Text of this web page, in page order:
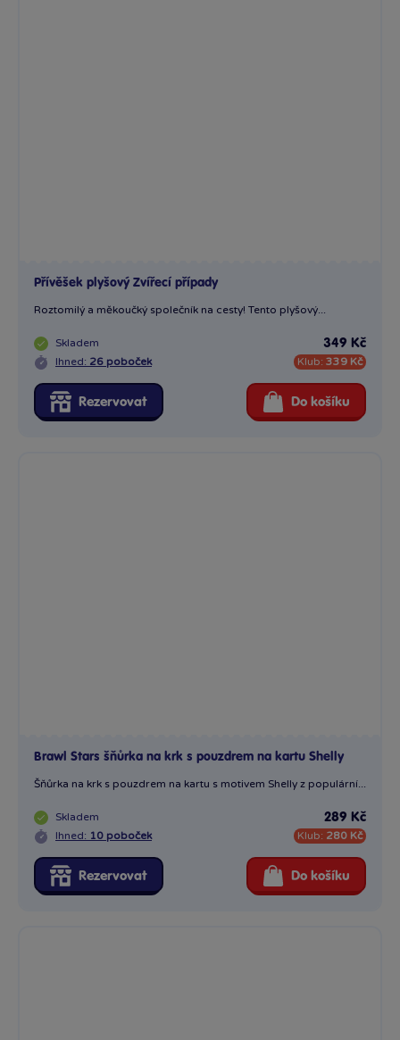
Přívěšek plyšový Zvířecí případy
Roztomilý a měkoučký společník na cesty! Tento plyšový...
Skladem
Ihned: 26 poboček
349 Kč
Klub: 339 Kč
Rezervovat Do košíku
Brawl Stars šňůrka na krk s pouzdrem na kartu Shelly
Šňůrka na krk s pouzdrem na kartu s motivem Shelly z populární...
Skladem
Ihned: 10 poboček
289 Kč
Klub: 280 Kč
Rezervovat Do košíku